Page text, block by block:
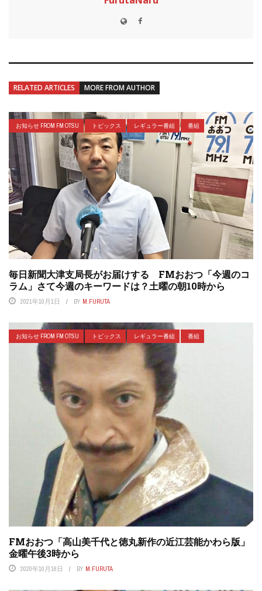
RELATED ARTICLES MORE FROM AUTHOR
お知らせ FROM FM OTSU トピックス レギュラー番組 番組
毎日新聞大津支局長がお届けする FMおおつ「今週のコ
ラム」さて今週のキーワードは？土曜の朝10時から
2021年10月1日 BY M.FURUTA
お知らせ FROM FM OTSU トピックス レギュラー番組 番組
FMおおつ「高山美千代と徳丸新作の近江芸能かわら版」
金曜午後3時から
2020年10月16日 BY M.FURUTA